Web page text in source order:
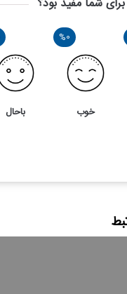
%0
خوب باحال